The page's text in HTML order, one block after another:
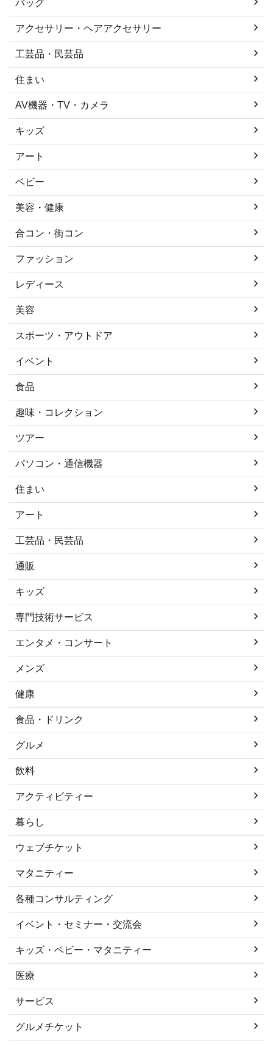
バッグ
アクセサリー・ヘアアクセサリー
工芸品・民芸品
住まい
AV機器・TV・カメラ
キッズ
アート
ベビー
美容・健康
合コン・街コン
ファッション
レディース
美容
スポーツ・アウトドア
イベント
食品
趣味・コレクション
ツアー
パソコン・通信機器
住まい
アート
工芸品・民芸品
通販
キッズ
専門技術サービス
エンタメ・コンサート
メンズ
健康
食品・ドリンク
グルメ
飲料
アクティビティー
暮らし
ウェブチケット
マタニティー
各種コンサルティング
イベント・セミナー・交流会
キッズ・ベビー・マタニティー
医療
サービス
グルメチケット